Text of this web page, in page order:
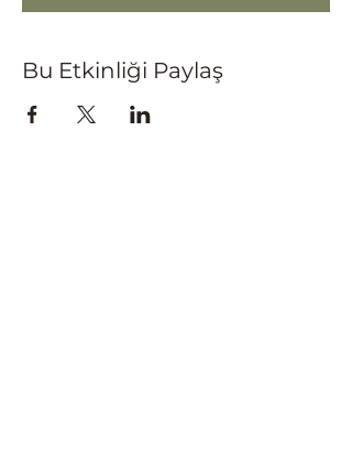
Bu Etkinliği Paylaş